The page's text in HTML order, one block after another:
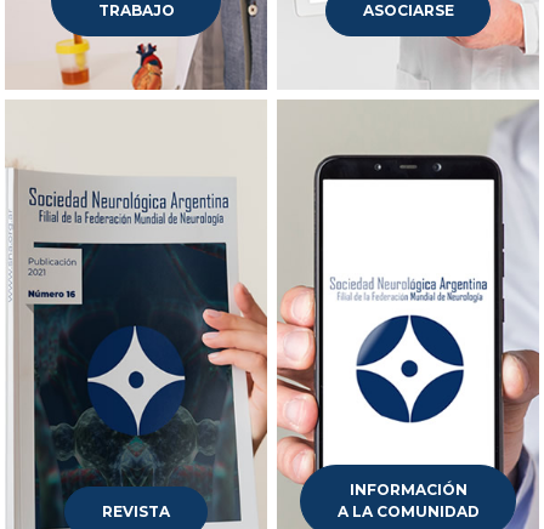
TRABAJO
ASOCIARSE
REVISTA
INFORMACIÓN
A LA COMUNIDAD